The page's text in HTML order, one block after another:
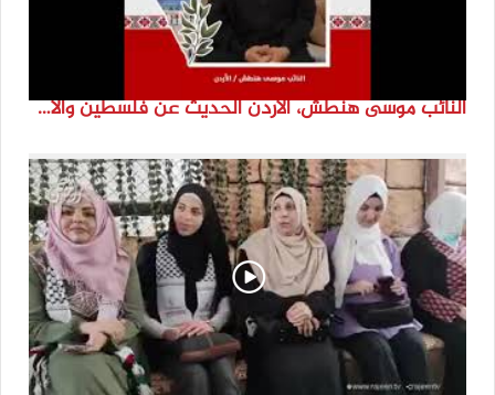
النائب موسى هنطش، الأردن الحديث عن فلسطين والاقصى هو عنصر تحدي من تحديات الأُمة في تاريخها الطويل. #انتماء2022